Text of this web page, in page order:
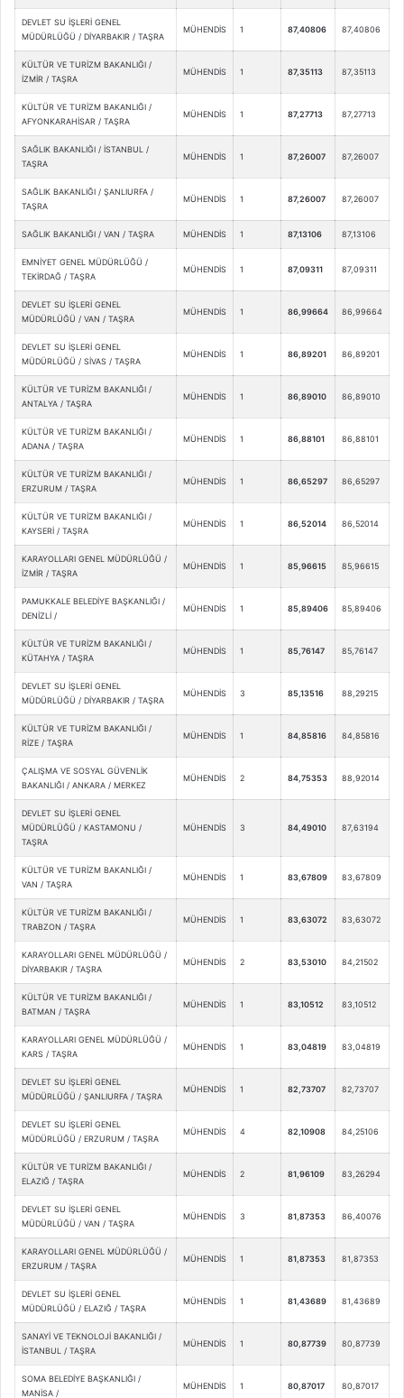
DEVLET SU İŞLERİ GENEL
MÜDÜRLÜĞÜ / DİYARBAKIR / TAŞRA
MÜHENDİS 1 87,40806 87,40806
KÜLTÜR VE TURİZM BAKANLIĞI /
İZMİR / TAŞRA
MÜHENDİS 1 87,35113 87,35113
KÜLTÜR VE TURİZM BAKANLIĞI /
AFYONKARAHİSAR / TAŞRA
MÜHENDİS 1 87,27713 87,27713
SAĞLIK BAKANLIĞI / İSTANBUL /
TAŞRA
MÜHENDİS 1 87,26007 87,26007
SAĞLIK BAKANLIĞI / ŞANLIURFA /
TAŞRA
MÜHENDİS 1 87,26007 87,26007
SAĞLIK BAKANLIĞI / VAN / TAŞRA MÜHENDİS 1 87,13106 87,13106
EMNİYET GENEL MÜDÜRLÜĞÜ /
TEKİRDAĞ / TAŞRA
MÜHENDİS 1 87,09311 87,09311
DEVLET SU İŞLERİ GENEL
MÜDÜRLÜĞÜ / VAN / TAŞRA
MÜHENDİS 1 86,99664 86,99664
DEVLET SU İŞLERİ GENEL
MÜDÜRLÜĞÜ / SİVAS / TAŞRA
MÜHENDİS 1 86,89201 86,89201
KÜLTÜR VE TURİZM BAKANLIĞI /
ANTALYA / TAŞRA
MÜHENDİS 1 86,89010 86,89010
KÜLTÜR VE TURİZM BAKANLIĞI /
ADANA / TAŞRA
MÜHENDİS 1 86,88101 86,88101
KÜLTÜR VE TURİZM BAKANLIĞI /
ERZURUM / TAŞRA
MÜHENDİS 1 86,65297 86,65297
KÜLTÜR VE TURİZM BAKANLIĞI /
KAYSERİ / TAŞRA
MÜHENDİS 1 86,52014 86,52014
KARAYOLLARI GENEL MÜDÜRLÜĞÜ /
İZMİR / TAŞRA
MÜHENDİS 1 85,96615 85,96615
PAMUKKALE BELEDİYE BAŞKANLIĞI /
DENİZLİ /
MÜHENDİS 1 85,89406 85,89406
KÜLTÜR VE TURİZM BAKANLIĞI /
KÜTAHYA / TAŞRA
MÜHENDİS 1 85,76147 85,76147
DEVLET SU İŞLERİ GENEL
MÜDÜRLÜĞÜ / DİYARBAKIR / TAŞRA
MÜHENDİS 3 85,13516 88,29215
KÜLTÜR VE TURİZM BAKANLIĞI /
RİZE / TAŞRA
MÜHENDİS 1 84,85816 84,85816
ÇALIŞMA VE SOSYAL GÜVENLİK
BAKANLIĞI / ANKARA / MERKEZ
MÜHENDİS 2 84,75353 88,92014
DEVLET SU İŞLERİ GENEL
MÜDÜRLÜĞÜ / KASTAMONU /
TAŞRA
MÜHENDİS 3 84,49010 87,63194
KÜLTÜR VE TURİZM BAKANLIĞI /
VAN / TAŞRA
MÜHENDİS 1 83,67809 83,67809
KÜLTÜR VE TURİZM BAKANLIĞI /
TRABZON / TAŞRA
MÜHENDİS 1 83,63072 83,63072
KARAYOLLARI GENEL MÜDÜRLÜĞÜ /
DİYARBAKIR / TAŞRA
MÜHENDİS 2 83,53010 84,21502
KÜLTÜR VE TURİZM BAKANLIĞI /
BATMAN / TAŞRA
MÜHENDİS 1 83,10512 83,10512
KARAYOLLARI GENEL MÜDÜRLÜĞÜ /
KARS / TAŞRA
MÜHENDİS 1 83,04819 83,04819
DEVLET SU İŞLERİ GENEL
MÜDÜRLÜĞÜ / ŞANLIURFA / TAŞRA
MÜHENDİS 1 82,73707 82,73707
DEVLET SU İŞLERİ GENEL
MÜDÜRLÜĞÜ / ERZURUM / TAŞRA
MÜHENDİS 4 82,10908 84,25106
KÜLTÜR VE TURİZM BAKANLIĞI /
ELAZIĞ / TAŞRA
MÜHENDİS 2 81,96109 83,26294
DEVLET SU İŞLERİ GENEL
MÜDÜRLÜĞÜ / VAN / TAŞRA
MÜHENDİS 3 81,87353 86,40076
KARAYOLLARI GENEL MÜDÜRLÜĞÜ /
ERZURUM / TAŞRA
MÜHENDİS 1 81,87353 81,87353
DEVLET SU İŞLERİ GENEL
MÜDÜRLÜĞÜ / ELAZIĞ / TAŞRA
MÜHENDİS 1 81,43689 81,43689
SANAYİ VE TEKNOLOJİ BAKANLIĞI /
İSTANBUL / TAŞRA
MÜHENDİS 1 80,87739 80,87739
SOMA BELEDİYE BAŞKANLIĞI /
MANİSA /
MÜHENDİS 1 80,87017 80,87017